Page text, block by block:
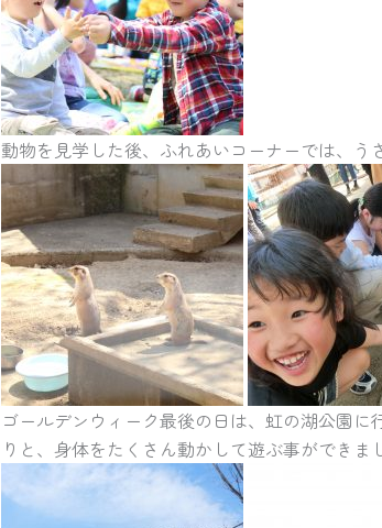
動物を見学した後、ふれあいコーナーでは、う
ゴールデンウィーク最後の日は、虹の湖公園
りと、身体をたくさん動かして遊ぶ事ができま